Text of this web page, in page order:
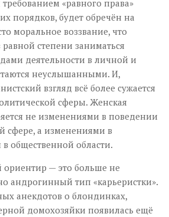
«равного права»
порядков, будет обречён на
моральное воззвание, что
степени заниматься
деятельности в личной и
неуслышанными. И,
взгляд всё более сужается
сферы. Женская
не изменениями в поведении
сфере, а изменениями в
общественной области.
ориентир — это больше не
андрогинный тип «карьеристки».
анекдотов о блондинках,
домохозяйки появилась ещё